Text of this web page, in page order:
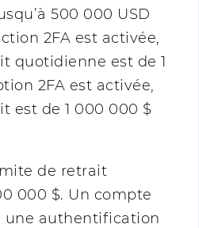
500 000 USD
2FA est activée,
quotidienne est de 1
2FA est activée,
est de 1 000 000 $
de retrait
000 $. Un compte
une authentification